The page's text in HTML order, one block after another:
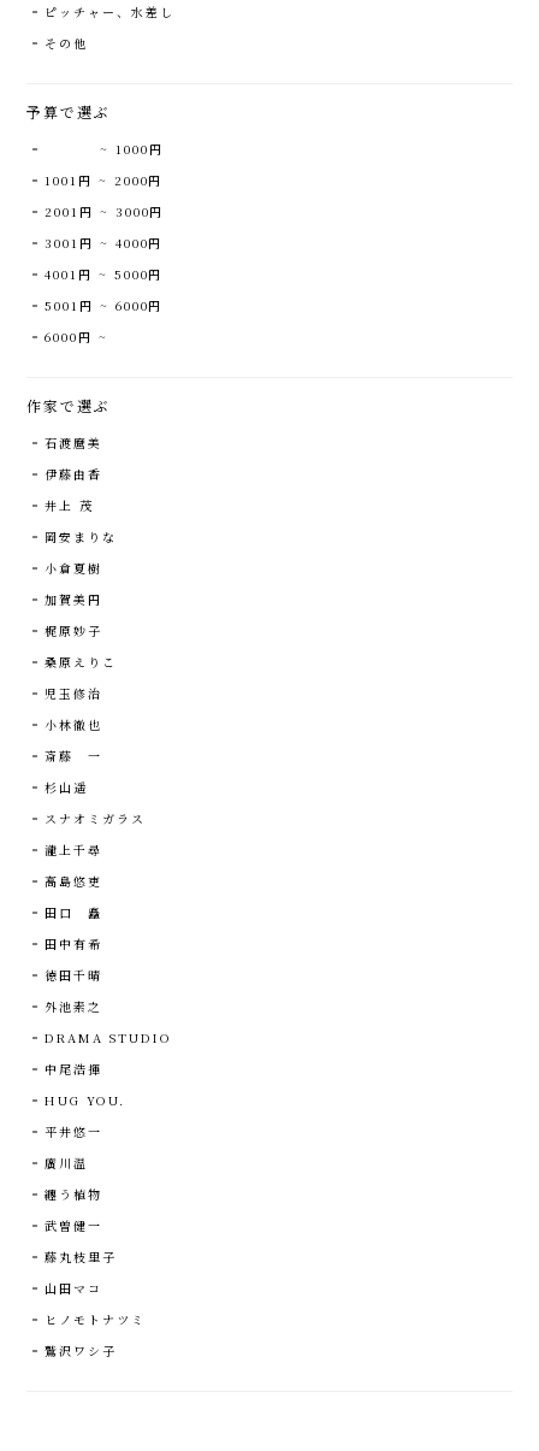
ピッチャー、水差し
その他
予算で選ぶ
~ 1000円
1001円 ~ 2000円
2001円 ~ 3000円
3001円 ~ 4000円
4001円 ~ 5000円
5001円 ~ 6000円
6000円 ~
作家で選ぶ
石渡麿美
伊藤由香
井上 茂
岡安まりな
小倉夏樹
加賀美円
梶原妙子
桑原えりこ
児玉修治
小林徹也
斎藤 一
杉山遥
スナオミガラス
瀧上千尋
高島悠吏
田口 矗
田中有希
徳田千晴
外池素之
DRAMA STUDIO
中尾浩揮
HUG YOU.
平井悠一
廣川温
纏う植物
武曽健一
藤丸枝里子
山田マコ
ヒノモトナツミ
鷲沢ワシ子